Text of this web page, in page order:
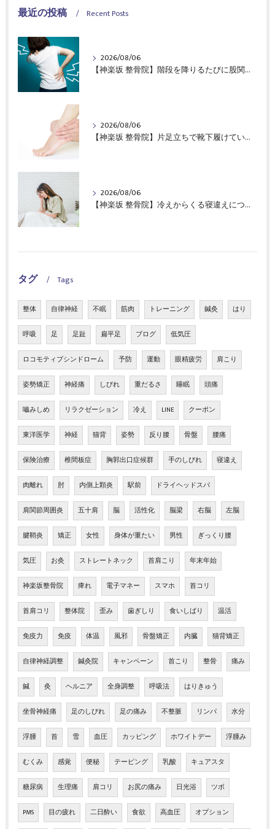
最近の投稿 Recent Posts
2026/08/06
【神楽坂 整骨院】階段を降りるたびに股関節の前側が痛んでいた40代女性の症例報告｜CureSta鍼灸整骨院
2026/08/06
【神楽坂 整骨院】片足立ちで靴下履けていますか？｜CureSta鍼灸整骨院
2026/08/06
【神楽坂 整骨院】冷えからくる寝違えについて！｜CureSta鍼灸整骨院
タグ Tags
整体 自律神経 不眠 筋肉 トレーニング 鍼灸 はり
呼吸 足 足趾 扁平足 ブログ 低気圧
ロコモティブシンドローム 予防 運動 眼精疲労 肩こり
姿勢矯正 神経痛 しびれ 重だるさ 睡眠 頭痛
嚙みしめ リラクゼーション 冷え LINE クーポン
東洋医学 神経 猫背 姿勢 反り腰 骨盤 腰痛
保険治療 椎間板症 胸郭出口症候群 手のしびれ 寝違え
肉離れ 肘 内側上顆炎 駅前 ドライヘッドスパ
肩関節周囲炎 五十肩 脳 活性化 脳梁 右脳 左脳
腱鞘炎 矯正 女性 身体が重たい 男性 ぎっくり腰
気圧 お灸 ストレートネック 首肩こり 年末年始
神楽坂整骨院 痺れ 電子マネー スマホ 首コリ
首肩コリ 整体院 歪み 歯ぎしり 食いしばり 温活
免疫力 免疫 体温 風邪 骨盤矯正 内臓 猫背矯正
自律神経調整 鍼灸院 キャンペーン 首こり 整骨 痛み
鍼 灸 ヘルニア 全身調整 呼吸法 はりきゅう
坐骨神経痛 足のしびれ 足の痛み 不整脈 リンパ 水分
浮腫 首 雪 血圧 カッピング ホワイトデー 浮腫み
むくみ 感覚 便秘 テーピング 乳酸 キュアスタ
糖尿病 生理痛 肩コリ お尻の痛み 日光浴 ツボ
PMS 目の疲れ 二日酔い 食欲 高血圧 オプション